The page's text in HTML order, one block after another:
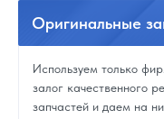
Оригинальные
Используем только
залог качественного
запчастей и даем на